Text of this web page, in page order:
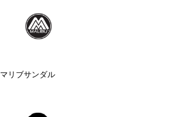
マリブサンダル